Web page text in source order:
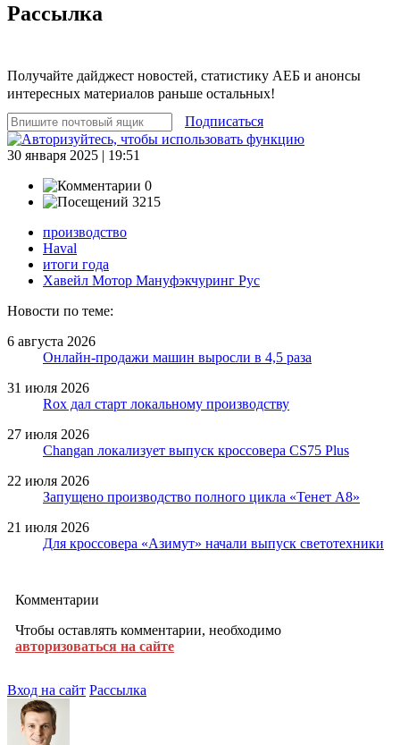
Рассылка
Получайте дайджест новостей, статистику АЕБ и анонсы
интересных материалов раньше остальных!
Подписаться
30 января 2025 | 19:51
0
3215
производство
Haval
итоги года
Хавейл Мотор Мануфэкчуринг Рус
Новости по теме:
6 августа 2026
Онлайн-продажи машин выросли в 4,5 раза
31 июля 2026
Rox дал старт локальному производству
27 июля 2026
Changan локализует выпуск кроссовера CS75 Plus
22 июля 2026
Запущено производство полного цикла «Тенет A8»
21 июля 2026
Для кроссовера «Азимут» начали выпуск светотехники
Комментарии
Чтобы оставлять комментарии, необходимо
авторизоваться на сайте
Вход на сайт Рассылка